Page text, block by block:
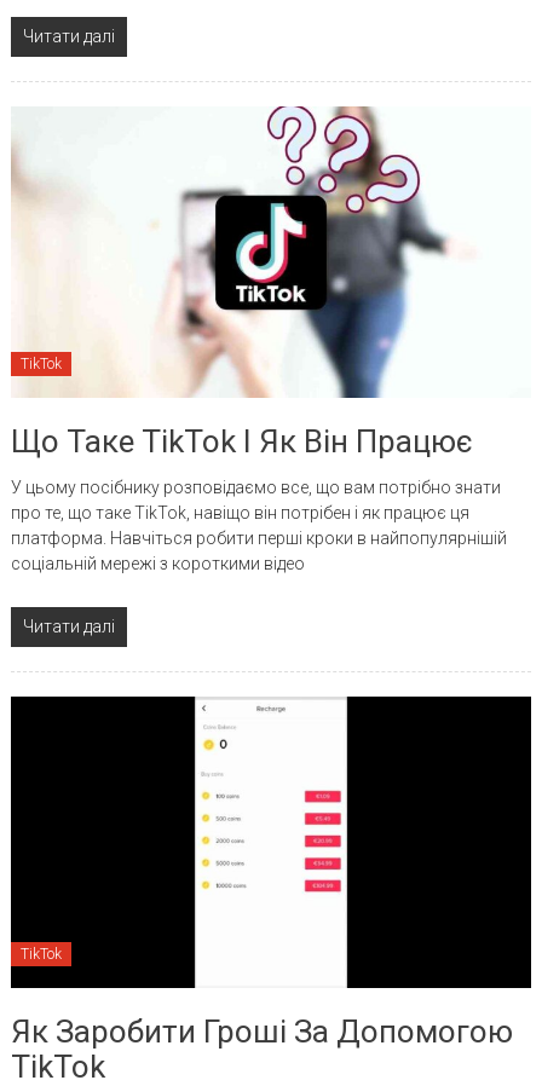
Читати далі
TikTok
Що Таке TikTok І Як Він Працює
У цьому посібнику розповідаємо все, що вам потрібно знати
про те, що таке TikTok, навіщо він потрібен і як працює ця
платформа. Навчіться робити перші кроки в найпопулярнішій
соціальній мережі з короткими відео
Читати далі
TikTok
Як Заробити Гроші За Допомогою
TikTok